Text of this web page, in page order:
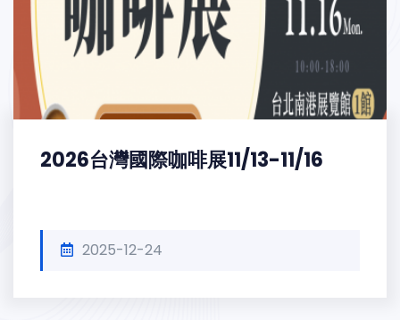
2026台灣國際咖啡展11/13-11/16
2025-12-24